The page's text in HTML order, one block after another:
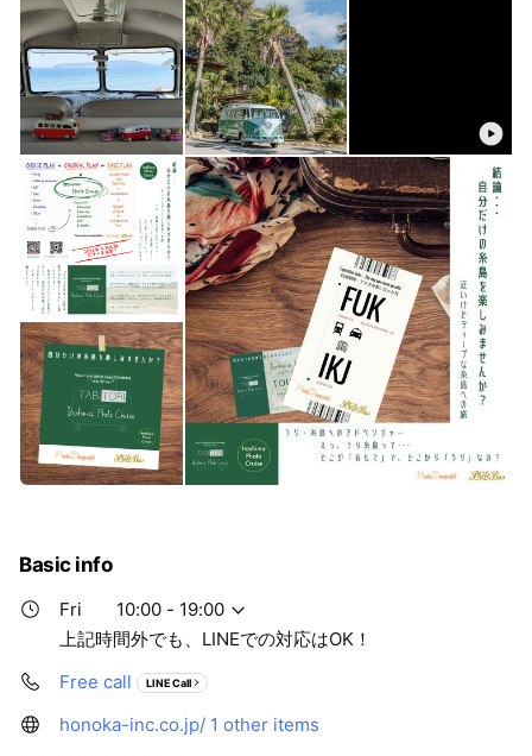
Basic info
Fri
10:00 - 19:00
上記時間外でも、LINEでの対応はOK！
Free call
LINE Call
honoka-inc.co.jp/ 1 other items